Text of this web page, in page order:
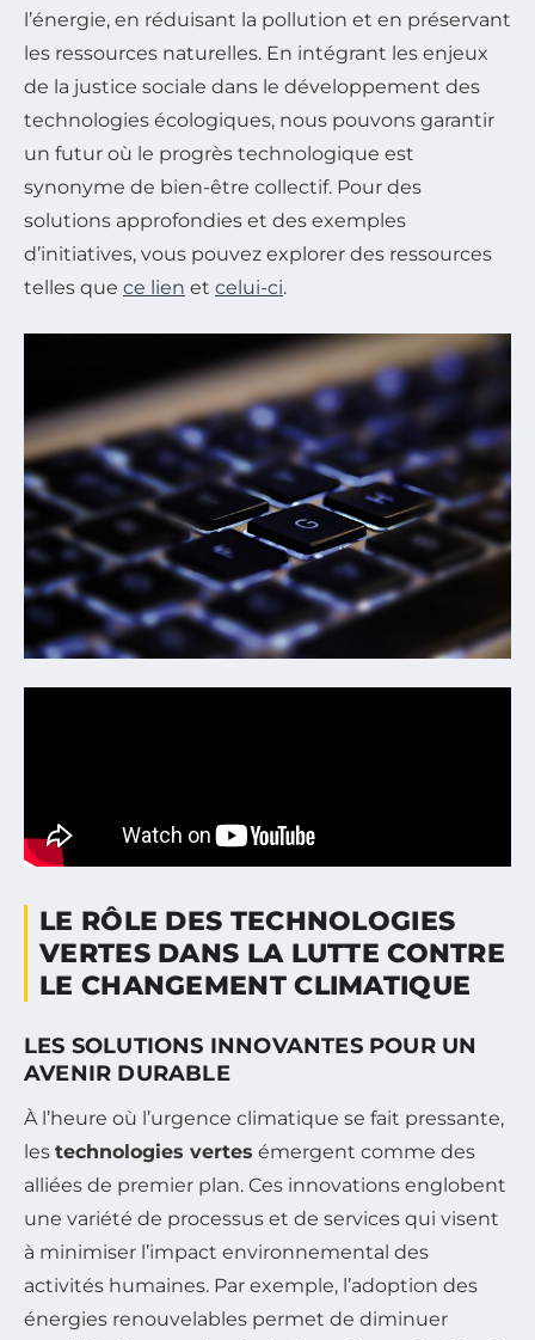
l’énergie, en réduisant la pollution et en préservant
les ressources naturelles. En intégrant les enjeux
de la justice sociale dans le développement des
technologies écologiques, nous pouvons garantir
un futur où le progrès technologique est
synonyme de bien-être collectif. Pour des
solutions approfondies et des exemples
d’initiatives, vous pouvez explorer des ressources
telles que ce lien et celui-ci.
LE RÔLE DES TECHNOLOGIES
VERTES DANS LA LUTTE CONTRE
LE CHANGEMENT CLIMATIQUE
LES SOLUTIONS INNOVANTES POUR UN
AVENIR DURABLE
À l’heure où l’urgence climatique se fait pressante,
les technologies vertes émergent comme des
alliées de premier plan. Ces innovations englobent
une variété de processus et de services qui visent
à minimiser l’impact environnemental des
activités humaines. Par exemple, l’adoption des
énergies renouvelables permet de diminuer